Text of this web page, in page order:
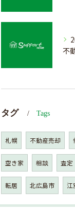
タグ Tags
札幌 不動産売却
空き家 相談 査定
転居 北広島市 江